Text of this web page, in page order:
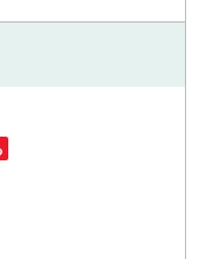
を一括サポートまた、
設、白馬メディケア
ポートで住まい探し
談頂けます。